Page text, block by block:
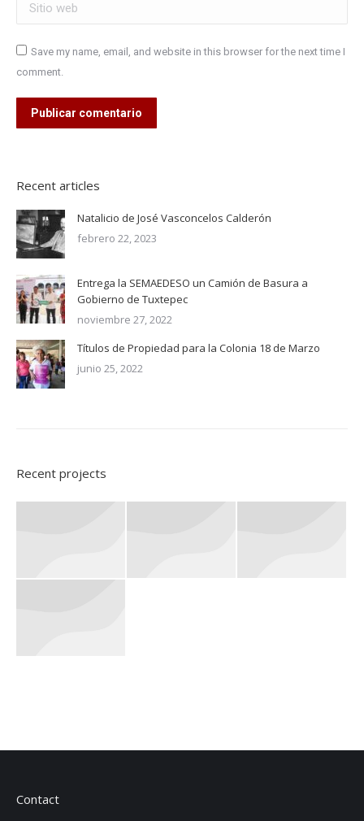
Save my name, email, and website in this browser for the next time I
comment.
Publicar comentario
Recent articles
Natalicio de José Vasconcelos Calderón
febrero 22, 2023
Entrega la SEMAEDESO un Camión de Basura a
Gobierno de Tuxtepec
noviembre 27, 2022
Títulos de Propiedad para la Colonia 18 de Marzo
junio 25, 2022
Recent projects
Contact